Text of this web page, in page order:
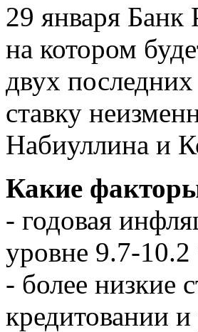
29 января Банк
на котором
двух
ставку
Набиуллина и
Какие
- годовая
уровне 9.7-10.2
- более низкие
кредитовании